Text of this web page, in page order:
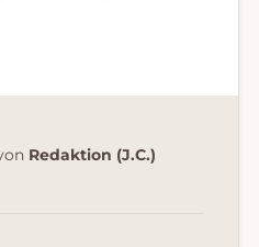
Redaktion (J.C.)